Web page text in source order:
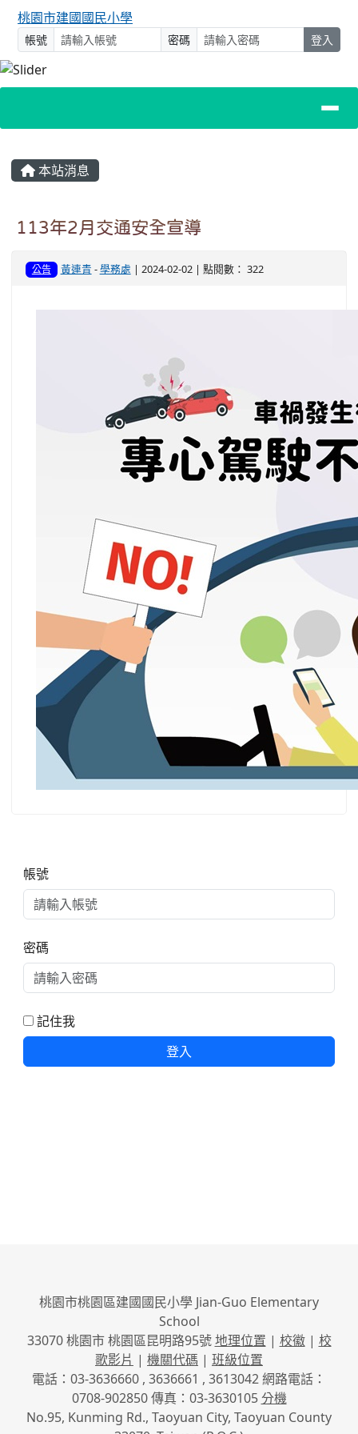
桃園市建國國民小學
帳號 密碼 登入
主內容區域
本站消息
113年2月交通安全宣導
公告 黃連青 -學務處 | 2024-02-02 | 點閱數： 322
帳號
密碼
記住我
登入
桃園市桃園區建國國民小學 Jian-Guo Elementary
School
33070 桃園市 桃園區昆明路95號地理位置 | 校徽| 校
歌影片 | 機關代碼 | 班級位置
電話：03-3636660 , 3636661 , 3613042 網路電話：
0708-902850 傳真：03-3630105分機
No.95, Kunming Rd., Taoyuan City, Taoyuan County